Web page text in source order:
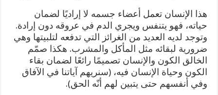
هذا الإنسان تعمل أعضاء جسمه لا إراديًا لضمان
حياته، فهو يتنفس ويجري الدم في عروقه دون إرادة.
وتوجد لديه العديد من الغرائز التي تدفعه لتلبيتها وهي
ضرورية لبقائه مثل المأكل والمشرب. هكذا صمّم
الخالق الكون والإنسان تصميمًا رائعًا لضمان بقاء
الكون وحياة الإنسان فيه، (سنريهم آياتنا في الآفاق
وفي أنفسهم حتى يتبين لهم أنّه الحق).